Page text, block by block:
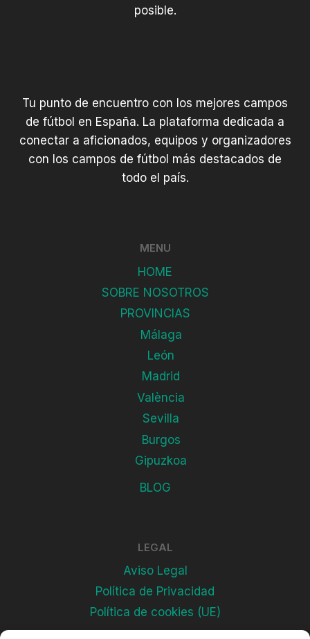
posible.
Tu punto de encuentro con los mejores campos
de fútbol en España. La plataforma dedicada a
conectar a aficionados, equipos y organizadores
con los campos de fútbol más destacados de
todo el país.
MENU
HOME
SOBRE NOSOTROS
PROVINCIAS
Málaga
León
Madrid
València
Sevilla
Burgos
Gipuzkoa
BLOG
LEGAL
Aviso Legal
Política de Privacidad
Política de cookies (UE)